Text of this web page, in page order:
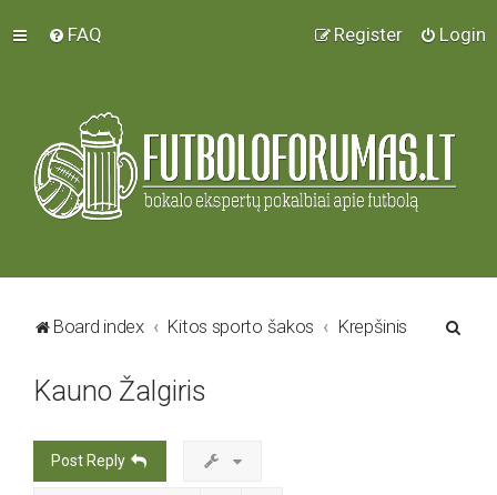
FAQ Login
Register
Board index Kitos sporto šakos Krepšinis
Kauno Žalgiris
Post Reply